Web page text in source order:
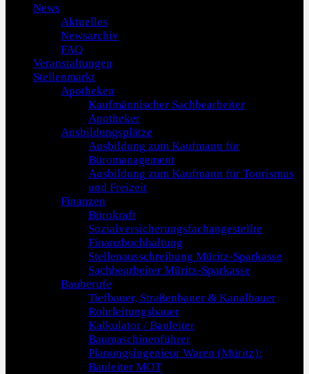
News
Aktuelles
Newsarchiv
FAQ
Veranstaltungen
Stellenmarkt
Apotheken
Kaufmännischer Sachbearbeiter
Apotheker
Ausbildungsplätze
Ausbildung zum Kaufmann für
Büromanagement
Ausbildung zum Kaufmann für Tourismus
und Freizeit
Finanzen
Bürokraft
Sozialversicherungsfachangestellte
Finanzbuchhaltung
Stellenausschreibung Müritz-Sparkasse
Sachbearbeiter Müritz-Sparkasse
Bauberufe
Tiefbauer, Straßenbauer & Kanalbauer
Rohrleitungsbauer
Kalkulator / Bauleiter
Baumaschinenführer
Planungsingenieur Waren (Müritz):
Bauleiter MOT